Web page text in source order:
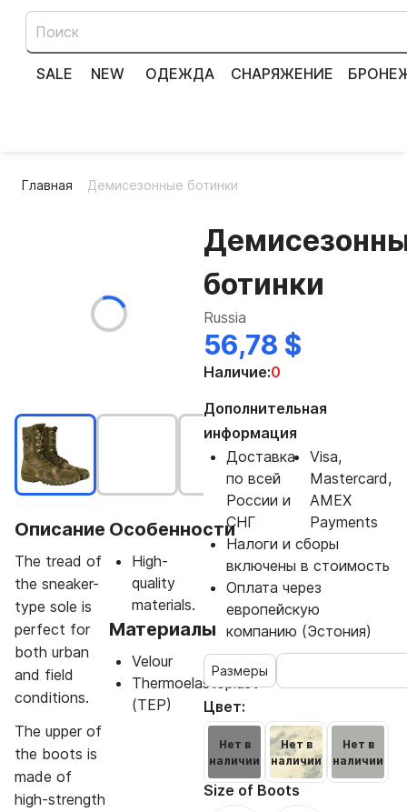
SALE NEW ОДЕЖДА СНАРЯЖЕНИЕ
Главная Демисезонные ботинки
Описание
The tread of
the sneaker-
type sole is
perfect for
both urban
and field
conditions.
The upper of
the boots is
made of
high-strength
Особенности
High-
quality
materials.
Материалы
Velour
Thermoelastoplast
(TEP)
ботинки
Russia
56,78 $
Наличие:0
Дополнительная
информация
Доставка
по всей
России и
СНГ
Visa,
Mastercard,
AMEX
Payments
Налоги и сборы
включены в стоимость
Оплата через
европейскую
компанию (Эстония)
Размеры
Цвет:
Нет в
наличии
Нет в
наличии
Нет в
наличии
Size of Boots